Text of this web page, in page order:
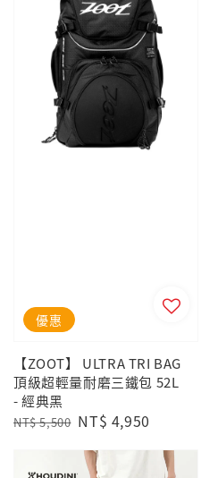
優惠
【ZOOT】 ULTRA TRI BAG
頂級超輕量耐磨三鐵包 52L
- 經典黑
Regular
NT$ 5,500 Sale
NT$ 4,950